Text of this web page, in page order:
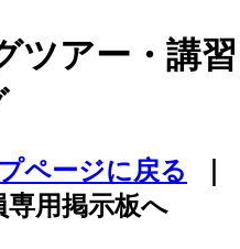
ツアー・講
ページに戻る
専用掲示板へ